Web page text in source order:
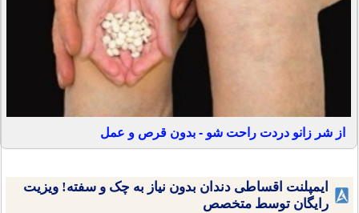
از شر زانو دردت راحت شو - بدون قرص و عمل
ایمپلنت اقساطی دندان بدون نیاز به چک و سفته! ویزیت
رایگان توسط متخصص